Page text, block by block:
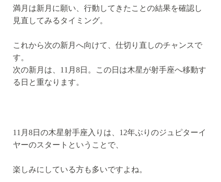
満月は新月に願い、行動してきたことの結果を確認し
見直してみるタイミング。
これから次の新月へ向けて、仕切り直しのチャンスで
す。
次の新月は、11月8日。この日は木星が射手座へ移動す
る日と重なります。
11月8日の木星射手座入りは、12年ぶりのジュピターイ
ヤーのスタートということで、
楽しみにしている方も多いですよね。